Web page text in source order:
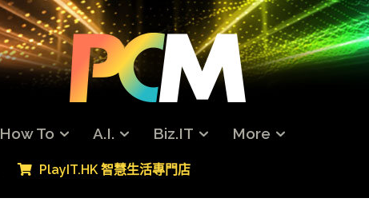
How To A.I. Biz.IT More
PlayIT.HK 智慧生活專門店